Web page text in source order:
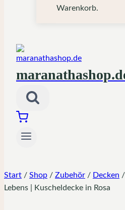
Warenkorb.
Start / Shop / Zubehör / Decken /
Lebens | Kuscheldecke in Rosa